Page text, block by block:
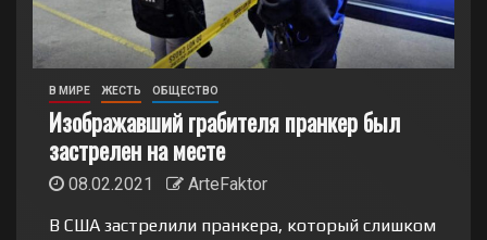
В МИРЕ ЖЕСТЬ ОБЩЕСТВО
Изображавший грабителя пранкер был
застрелен на месте
08.02.2021
ArteFaktor
В США застрелили пранкера, который слишком